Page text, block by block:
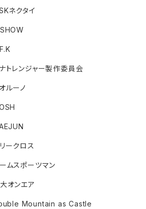
ネクタイ
トレンジャー製作委員会
ルーノ
ークロス
ムスポーツマン
オンエア
Mountain as Castle